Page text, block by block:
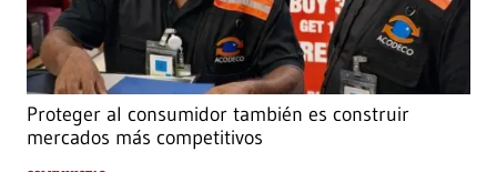
Proteger al consumidor también es construir
mercados más competitivos